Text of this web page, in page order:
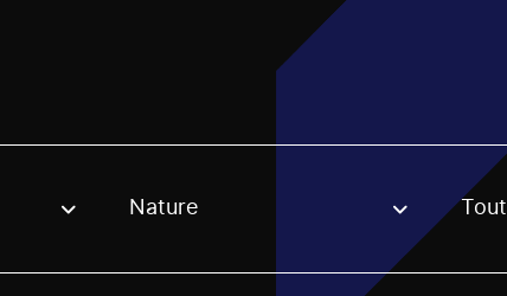
projects by topic, stream or regon. The filter will be
Nature